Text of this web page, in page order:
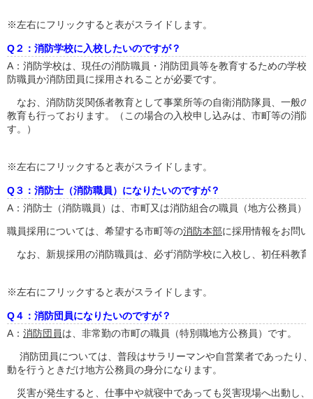
※左右にフリックすると表がスライドします。
Q２：消防学校に入校したいのですが？
A：消防学校は、現任の消防職員・消防団員等を教育するための学校
防職員か消防団員に採用されることが必要です。
なお、消防防災関係者教育として事業所等の自衛消防隊員、一般
教育も行っております。（この場合の入校申し込みは、市町等の消
す。）
※左右にフリックすると表がスライドします。
Q３：消防士（消防職員）になりたいのですが？
A：消防士（消防職員）は、市町又は消防組合の職員（地方公務員）
職員採用については、希望する市町等の消防本部に採用情報をお問
なお、新規採用の消防職員は、必ず消防学校に入校し、初任科教
※左右にフリックすると表がスライドします。
Q４：消防団員になりたいのですが？
A： 消防団員は、非常勤の市町の職員（特別職地方公務員）です。
消防団員については、普段はサラリーマンや自営業者であったり
動を行うときだけ地方公務員の身分になります。
災害が発生すると、仕事中や就寝中であっても災害現場へ出動し